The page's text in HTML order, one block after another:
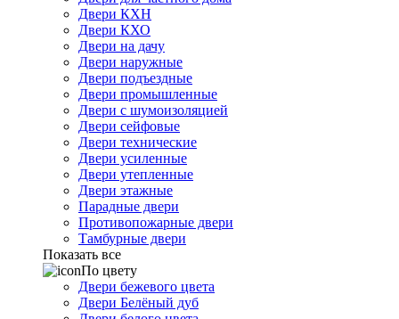
Двери КХН
Двери КХО
Двери на дачу
Двери наружные
Двери подъездные
Двери промышленные
Двери с шумоизоляцией
Двери сейфовые
Двери технические
Двери усиленные
Двери утепленные
Двери этажные
Парадные двери
Противопожарные двери
Тамбурные двери
Показать все
По цвету
Двери бежевого цвета
Двери Белёный дуб